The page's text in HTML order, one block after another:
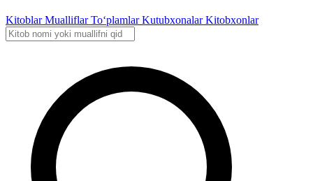
KitoblarMualliflarTo‘plamlarKutubxonalarKitobxonlar